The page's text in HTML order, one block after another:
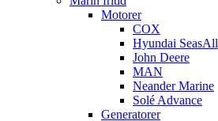
Motorer
COX
Hyundai SeasAll
John Deere
MAN
Neander Marine
Solé Advance
Generatorer